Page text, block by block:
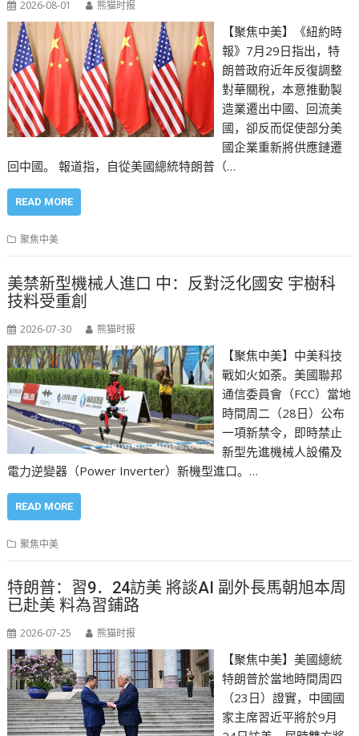
2026-08-01 熊猫时报
【聚焦中美】《紐約時
報》7月29日指出，特
朗普政府近年反復調整
對華關稅，本意推動製
造業遷出中國、回流美
國，卻反而促使部分美
國企業重新將供應鏈遷
回中國。 報道指，自從美國總統特朗普（…
READ MORE
聚焦中美
美禁新型機械人進口 中：反對泛化國安 宇樹科
技料受重創
2026-07-30 熊猫时报
【聚焦中美】中美科技
戰如火如荼。美國聯邦
通信委員會（FCC）當地
時間周二（28日）公布
一項新禁令，即時禁止
新型先進機械人設備及
電力逆變器（Power Inverter）新機型進口。…
READ MORE
聚焦中美
特朗普：習9．24訪美 將談AI 副外長馬朝旭本周
已赴美 料為習鋪路
2026-07-25 熊猫时报
【聚焦中美】美國總統
特朗普於當地時間周四
（23日）證實，中國國
家主席習近平將於9月